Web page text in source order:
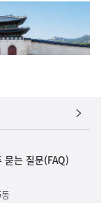
묻는 질문(FAQ)